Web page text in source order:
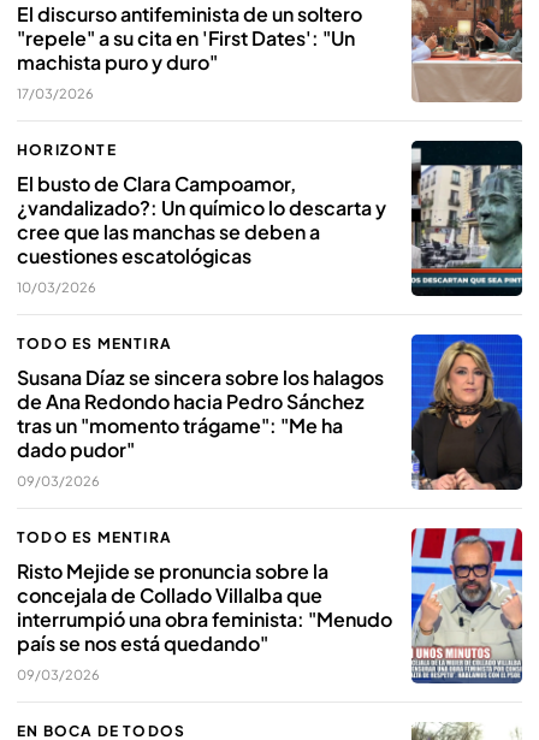
El discurso antifeminista de un soltero
"repele" a su cita en 'First Dates': "Un
machista puro y duro"
17/03/2026
HORIZONTE
El busto de Clara Campoamor,
¿vandalizado?: Un químico lo descarta y
cree que las manchas se deben a
cuestiones escatológicas
10/03/2026
TODO ES MENTIRA
Susana Díaz se sincera sobre los halagos
de Ana Redondo hacia Pedro Sánchez
tras un "momento trágame": "Me ha
dado pudor"
09/03/2026
TODO ES MENTIRA
Risto Mejide se pronuncia sobre la
concejala de Collado Villalba que
interrumpió una obra feminista: "Menudo
país se nos está quedando"
09/03/2026
EN BOCA DE TODOS